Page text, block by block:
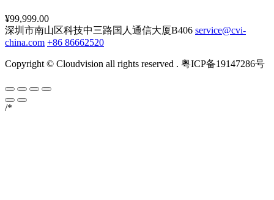
¥99,999.00
深圳市南山区科技中三路国人通信大厦B406 service@cvi-
china.com +86 86662520
Copyright © Cloudvision all rights reserved . 粤ICP备19147286号
/*